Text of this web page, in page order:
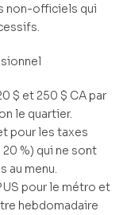
non-officiels qui
$ et 250 $ CA par
le quartier.
pour les taxes
20 %) qui ne sont
au menu.
pour le métro et
hebdomadaire